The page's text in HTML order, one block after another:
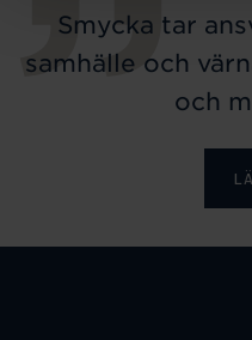
Smycka tar
samhälle och
och